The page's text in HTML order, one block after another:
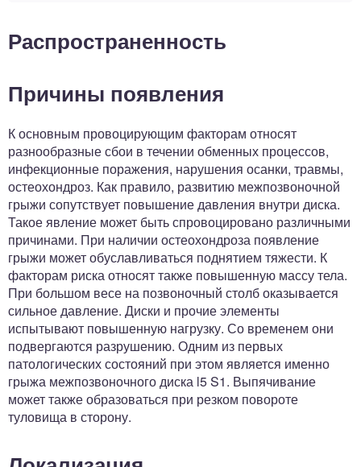
Распространенность
Причины появления
К основным провоцирующим факторам относят
разнообразные сбои в течении обменных процессов,
инфекционные поражения, нарушения осанки, травмы,
остеохондроз. Как правило, развитию межпозвоночной
грыжи сопутствует повышение давления внутри диска.
Такое явление может быть спровоцировано различными
причинами. При наличии остеохондроза появление
грыжи может обуславливаться поднятием тяжести. К
факторам риска относят также повышенную массу тела.
При большом весе на позвоночный столб оказывается
сильное давление. Диски и прочие элементы
испытывают повышенную нагрузку. Со временем они
подвергаются разрушению. Одним из первых
патологических состояний при этом является именно
грыжа межпозвоночного диска l5 S1. Выпячивание
может также образоваться при резком повороте
туловища в сторону.